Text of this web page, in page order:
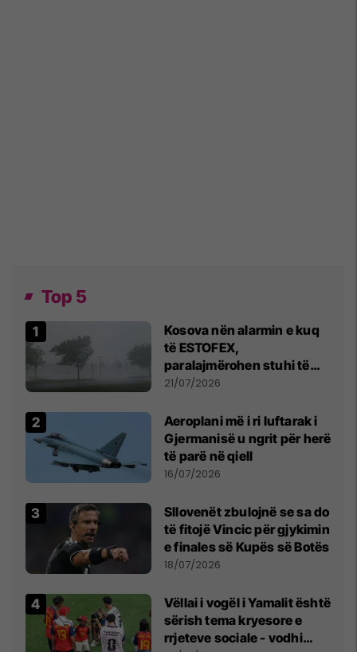
Top 5
Kosova nën alarmin e kuq
të ESTOFEX,
paralajmërohen stuhi të
fuqishme me breshër dhe
21/07/2026
Aeroplani më i ri luftarak i
Gjermanisë u ngrit për herë
të parë në qiell
16/07/2026
Sllovenët zbulojnë se sa do
të fitojë Vincic për gjykimin
e finales së Kupës së Botës
18/07/2026
Vëllai i vogël i Yamalit është
sërish tema kryesore e
rrjeteve sociale - vodhi